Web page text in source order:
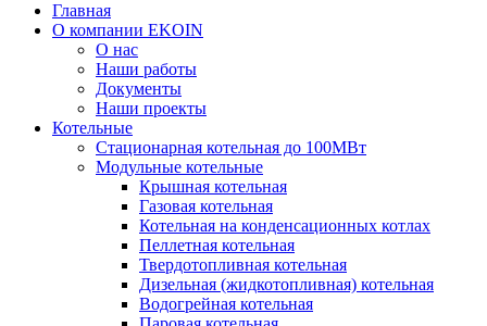
Главная
О компании EKOIN
О нас
Наши работы
Документы
Наши проекты
Котельные
Стационарная котельная до 100МВт
Модульные котельные
Крышная котельная
Газовая котельная
Котельная на конденсационных котлах
Пеллетная котельная
Твердотопливная котельная
Дизельная (жидкотопливная) котельная
Водогрейная котельная